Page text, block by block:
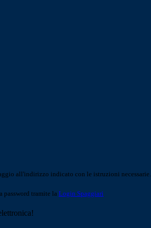
all'indirizzo indicato con le istruzioni necessarie.
password tramite la Login Spaggiari